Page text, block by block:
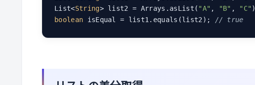
List<String> list2 = Arrays.asList( "A" , "B" , "C"
boolean isEqual = list1.equals(list2); // true